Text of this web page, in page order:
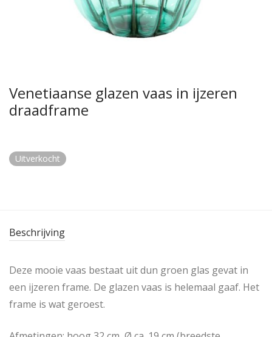
Venetiaanse glazen vaas in ijzeren
draadframe
Uitverkocht
Beschrijving
Deze mooie vaas bestaat uit dun groen glas gevat in
een ijzeren frame. De glazen vaas is helemaal gaaf. Het
frame is wat geroest.